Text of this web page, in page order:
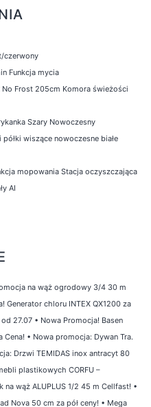
czerwony
Funkcja mycia
No Frost 205cm Komora świeżości
Szary Nowoczesny
wiszące nowoczesne białe
mopowania Stacja oczyszczająca
AI
na wąż ogrodowy 3/4 30 m
Generator chloru INTEX QX1200 za
27.07 • Nowa Promocja! Basen
Cena! • Nowa promocja: Dywan Tra.
Drzwi TEMIDAS inox antracyt 80
plastikowych CORFU –
na wąż ALUPLUS 1/2 45 m Cellfast! •
Nova 50 cm za pół ceny! • Mega